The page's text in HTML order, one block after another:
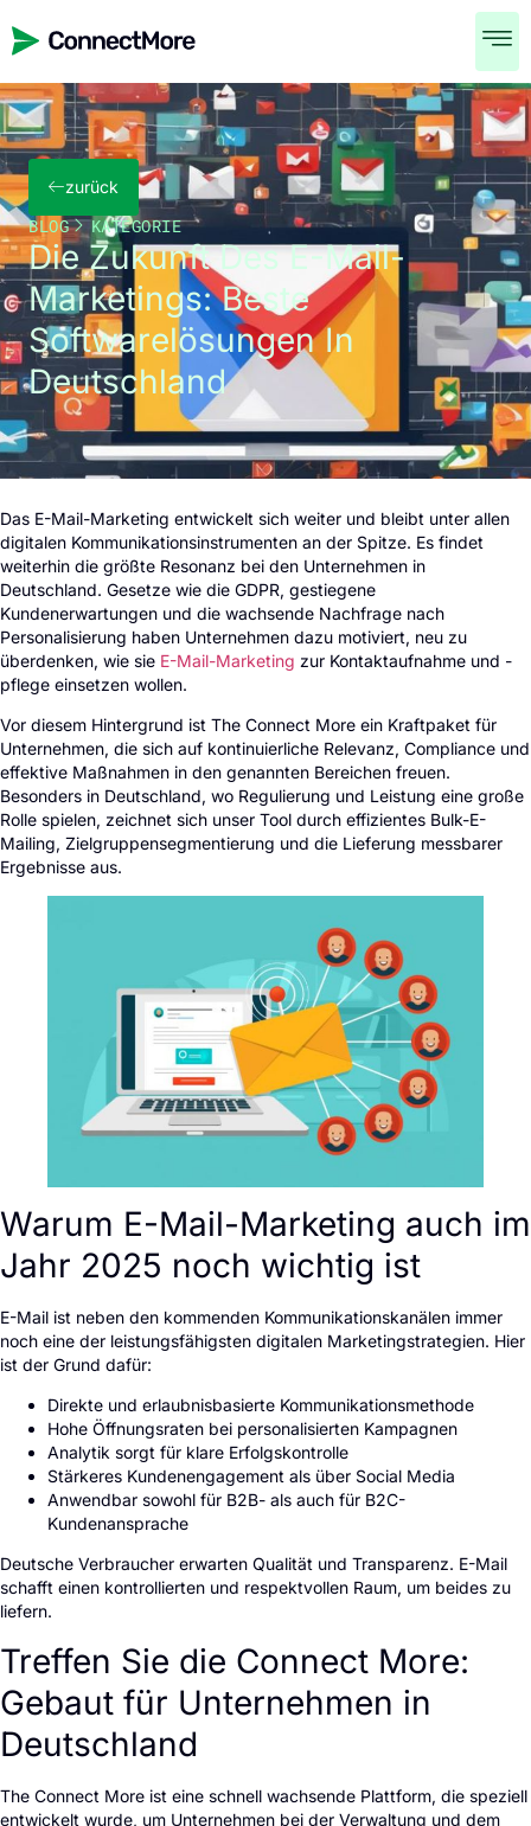
zurück
BLOG KATEGORIE
Die Zukunft Des E-Mail-
Marketings: Beste
Softwarelösungen In
Deutschland
Das E-Mail-Marketing entwickelt sich weiter und bleibt unter allen
digitalen Kommunikationsinstrumenten an der Spitze. Es findet
weiterhin die größte Resonanz bei den Unternehmen in
Deutschland. Gesetze wie die GDPR, gestiegene
Kundenerwartungen und die wachsende Nachfrage nach
Personalisierung haben Unternehmen dazu motiviert, neu zu
überdenken, wie sie E-Mail-Marketing zur Kontaktaufnahme und -
pflege einsetzen wollen.
Vor diesem Hintergrund ist The Connect More ein Kraftpaket für
Unternehmen, die sich auf kontinuierliche Relevanz, Compliance und
effektive Maßnahmen in den genannten Bereichen freuen.
Besonders in Deutschland, wo Regulierung und Leistung eine große
Rolle spielen, zeichnet sich unser Tool durch effizientes Bulk-E-
Mailing, Zielgruppensegmentierung und die Lieferung messbarer
Ergebnisse aus.
Warum E-Mail-Marketing auch im
Jahr 2025 noch wichtig ist
E-Mail ist neben den kommenden Kommunikationskanälen immer
noch eine der leistungsfähigsten digitalen Marketingstrategien. Hier
ist der Grund dafür:
Direkte und erlaubnisbasierte Kommunikationsmethode
Hohe Öffnungsraten bei personalisierten Kampagnen
Analytik sorgt für klare Erfolgskontrolle
Stärkeres Kundenengagement als über Social Media
Anwendbar sowohl für B2B- als auch für B2C-
Kundenansprache
Deutsche Verbraucher erwarten Qualität und Transparenz. E-Mail
schafft einen kontrollierten und respektvollen Raum, um beides zu
liefern.
Treffen Sie die Connect More:
Gebaut für Unternehmen in
Deutschland
The Connect More ist eine schnell wachsende Plattform, die speziell
entwickelt wurde, um Unternehmen bei der Verwaltung und dem